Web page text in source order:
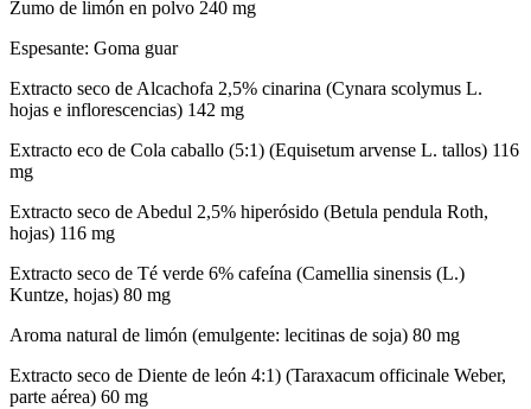
Zumo de limón en polvo 240 mg
Espesante: Goma guar
Extracto seco de Alcachofa 2,5% cinarina (Cynara scolymus L.
hojas e inflorescencias) 142 mg
Extracto eco de Cola caballo (5:1) (Equisetum arvense L. tallos) 116
mg
Extracto seco de Abedul 2,5% hiperósido (Betula pendula Roth,
hojas) 116 mg
Extracto seco de Té verde 6% cafeína (Camellia sinensis (L.)
Kuntze, hojas) 80 mg
Aroma natural de limón (emulgente: lecitinas de soja) 80 mg
Extracto seco de Diente de león 4:1) (Taraxacum officinale Weber,
parte aérea) 60 mg